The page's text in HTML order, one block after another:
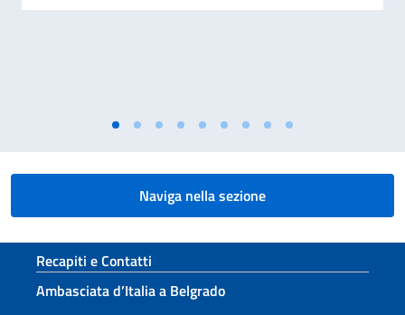
Naviga nella sezione
Sezione footer
Recapiti e Contatti
Ambasciata d’Italia a Belgrado